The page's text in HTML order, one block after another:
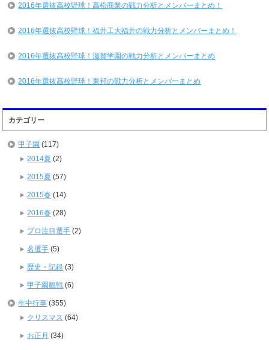
2016年選抜高校野球！高松商業の戦力分析とメンバーまとめ！
2016年選抜高校野球！福井工大福井の戦力分析とメンバーまとめ！
2016年選抜高校野球！滋賀学園の戦力分析とメンバーまとめ
2016年選抜高校野球！東邦の戦力分析とメンバーまとめ
カテゴリー
甲子園 (117)
2014夏 (2)
2015夏 (57)
2015春 (14)
2016春 (28)
プロ注目選手 (2)
名選手 (5)
歴史・記録 (3)
甲子園観戦 (6)
年中行事 (355)
クリスマス (64)
お正月 (34)